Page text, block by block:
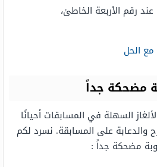
مع الحل
مضحكة جداً
السهلة في المسابقات أحيانًا
والدعابة على المسابقة. نسرد لكم
مضحكة جداً :